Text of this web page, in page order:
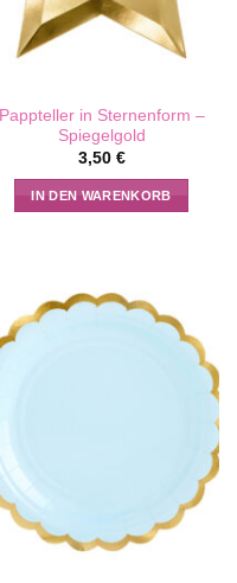
Pappteller in Sternenform –
Spiegelgold
3,50 €
IN DEN WARENKORB